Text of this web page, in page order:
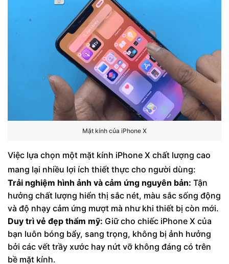
Mặt kính của iPhone X
Việc lựa chọn một mặt kính iPhone X chất lượng cao
mang lại nhiều lợi ích thiết thực cho người dùng:
Trải nghiệm hình ảnh và cảm ứng nguyên bản: Tận
hưởng chất lượng hiển thị sắc nét, màu sắc sống động
và độ nhạy cảm ứng mượt mà như khi thiết bị còn mới.
Duy trì vẻ đẹp thẩm mỹ: Giữ cho chiếc iPhone X của
bạn luôn bóng bẩy, sang trọng, không bị ảnh hưởng
bởi các vết trầy xước hay nứt vỡ không đáng có trên
bề mặt kính.